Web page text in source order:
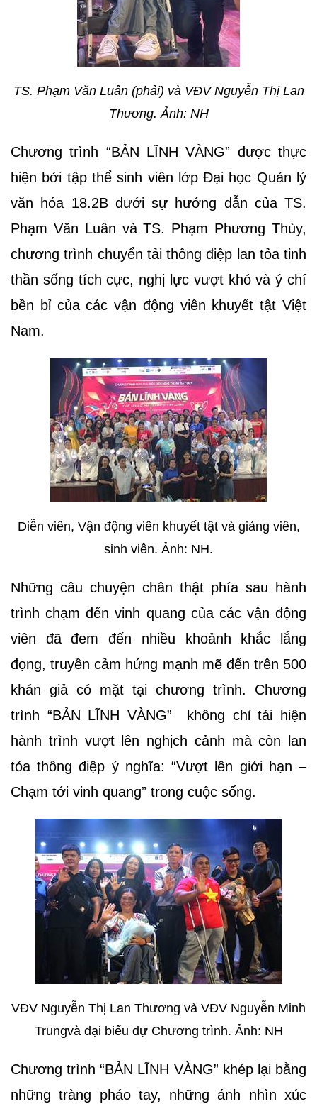
TS. Phạm Văn Luân (phải) và VĐV Nguyễn Thị Lan
Thương. Ảnh: NH
Chương trình “BẢN LĨNH VÀNG” được thực
hiện bởi tập thể sinh viên lớp Đại học Quản lý
văn hóa 18.2B dưới sự hướng dẫn của TS.
Phạm Văn Luân và TS. Phạm Phương Thùy,
chương trình chuyển tải thông điệp lan tỏa tinh
thần sống tích cực, nghị lực vượt khó và ý chí
bền bỉ của các vận động viên khuyết tật Việt
Nam.
Diễn viên, Vận động viên khuyết tật và giảng viên,
sinh viên. Ảnh: NH.
Những câu chuyện chân thật phía sau hành
trình chạm đến vinh quang của các vận động
viên đã đem đến nhiều khoảnh khắc lắng
đọng, truyền cảm hứng mạnh mẽ đến trên 500
khán giả có mặt tại chương trình. Chương
trình “BẢN LĨNH VÀNG” không chỉ tái hiện
hành trình vượt lên nghịch cảnh mà còn lan
tỏa thông điệp ý nghĩa: “Vượt lên giới hạn –
Chạm tới vinh quang” trong cuộc sống.
VĐV Nguyễn Thị Lan Thương và VĐV Nguyễn Minh
Trungvà đại biểu dự Chương trình. Ảnh: NH
Chương trình “BẢN LĨNH VÀNG” khép lại bằng
những tràng pháo tay, những ánh nhìn xúc